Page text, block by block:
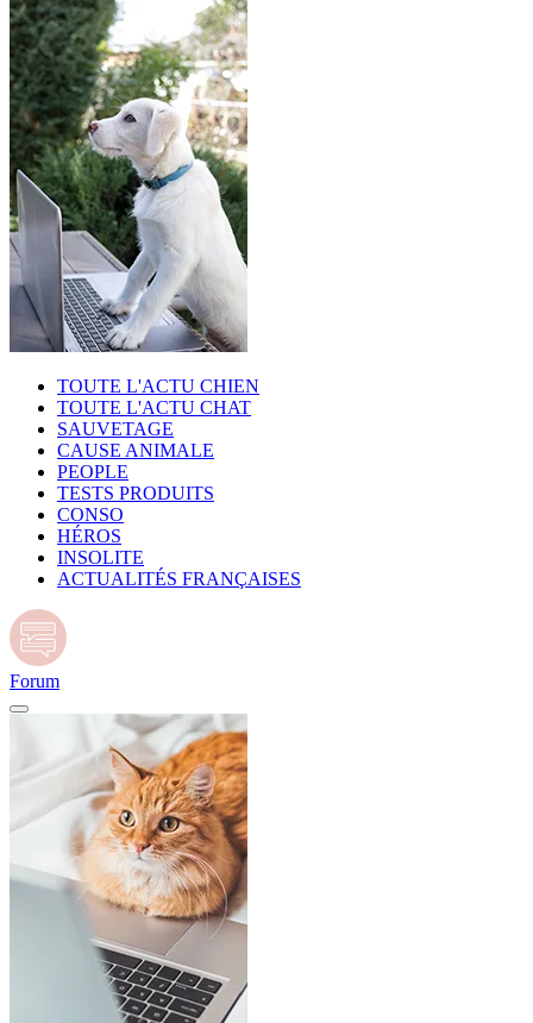
TOUTE L'ACTU CHIEN
TOUTE L'ACTU CHAT
SAUVETAGE
CAUSE ANIMALE
PEOPLE
TESTS PRODUITS
CONSO
HÉROS
INSOLITE
ACTUALITÉS FRANÇAISES
Forum